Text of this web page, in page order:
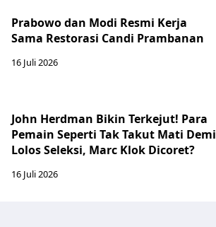
Prabowo dan Modi Resmi Kerja
Sama Restorasi Candi Prambanan
16 Juli 2026
John Herdman Bikin Terkejut! Para
Pemain Seperti Tak Takut Mati Demi
Lolos Seleksi, Marc Klok Dicoret?
16 Juli 2026